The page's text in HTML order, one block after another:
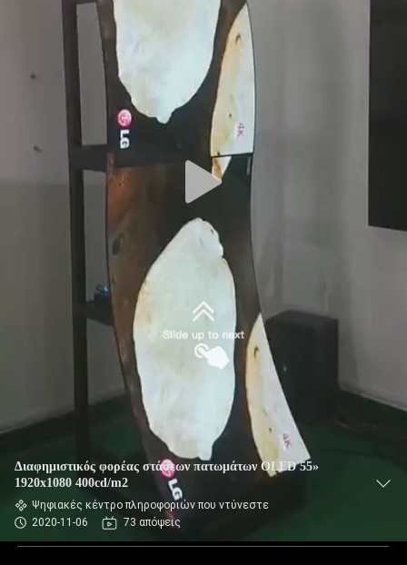
Διαφημιστικός φορέας στάσεων πατωμάτων OLED 55»
1920x1080 400cd/m2
Ψηφιακές κέντρο πληροφοριών που ντύνεστε
2020-11-06
73 απόψεις